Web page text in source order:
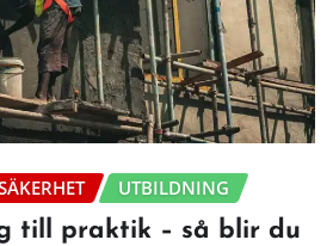
UTBILDNING
till praktik – så blir du